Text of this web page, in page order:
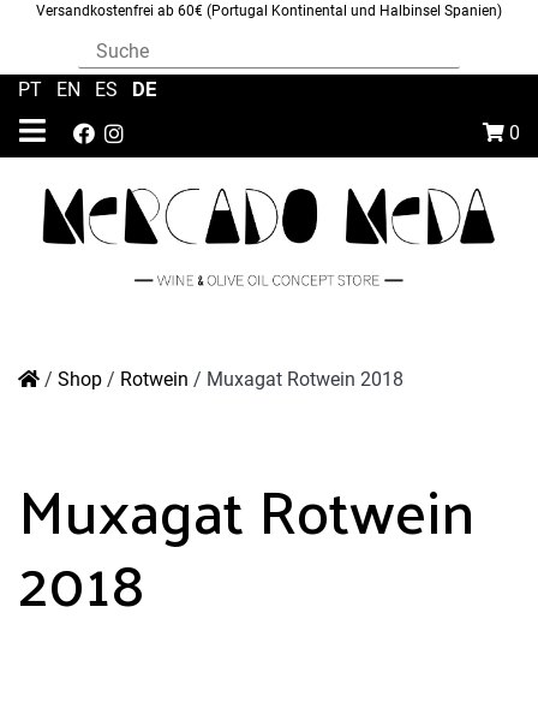
Versandkostenfrei ab 60€ (Portugal Kontinental und Halbinsel Spanien)
0
PT EN ES DE
/ Shop / Rotwein / Muxagat Rotwein 2018
Muxagat Rotwein
2018